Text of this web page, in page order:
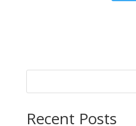
Recent Posts